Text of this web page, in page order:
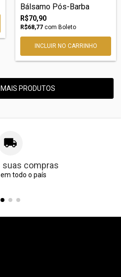
Bálsamo Pós-Barba
R$70,90
R$68,77 com Boleto
PRODUTOS
suas compras
todo o país